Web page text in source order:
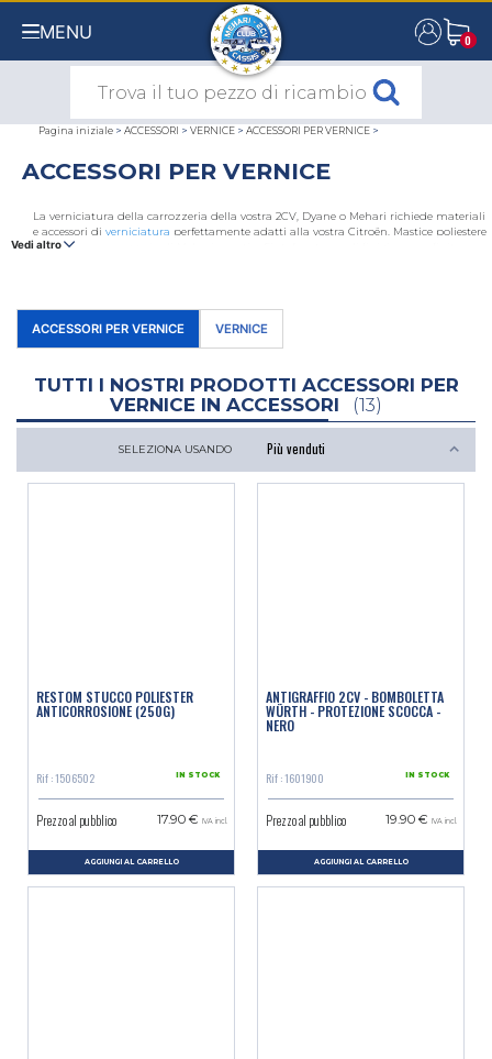
MENU 0
0
Pagina iniziale > ACCESSORI > VERNICE > ACCESSORI PER VERNICE >
ACCESSORI PER VERNICE
La verniciatura della carrozzeria della vostra 2CV, Dyane o Mehari richiede materiali
e accessori di verniciatura perfettamente adatti alla vostra Citroën. Mastice poliestere
speciale per carrozzeria di Mehari, mastice Sintofer, stucco di finizione o refinitura,
anche l'attrezzatura per verniciatori, tra cui tute, maschere e pistole a vernice.
Vedi altro
ACCESSORI PER VERNICE VERNICE
TUTTI I NOSTRI PRODOTTI ACCESSORI PER
VERNICE IN ACCESSORI
(13)
SELEZIONA USANDO
RESTOM STUCCO POLIESTER
ANTICORROSIONE (250G)
Rif : 1506502 IN STOCK
Prezzo al pubblico 17.90 € IVA incl.
AGGIUNGI AL CARRELLO
ANTIGRAFFIO 2CV - BOMBOLETTA
WÜRTH - PROTEZIONE SCOCCA -
NERO
Rif : 1601900 IN STOCK
Prezzo al pubblico 19.90 € IVA incl.
AGGIUNGI AL CARRELLO